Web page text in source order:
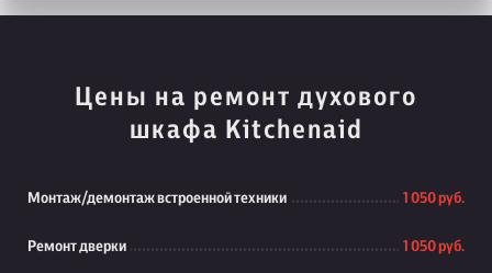
Цены на ремонт духового
шкафа Kitchenaid
Монтаж/демонтаж встроенной техники 1 050 руб.
Ремонт дверки 1 050 руб.